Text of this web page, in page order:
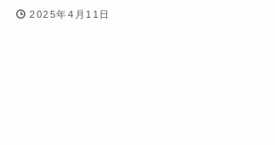
2025年4月11日